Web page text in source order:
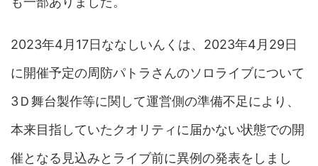
2023年4月17日ななしいんくは、2023年4月29日
に開催予定の周防パトラさんのソロライブについて
3Ｄ舞台製作等に関して運営側の準備不足により、
本来目指していたクオリティに届かない状態での開
催となる見込みとライブ前に異例の発表をしまし